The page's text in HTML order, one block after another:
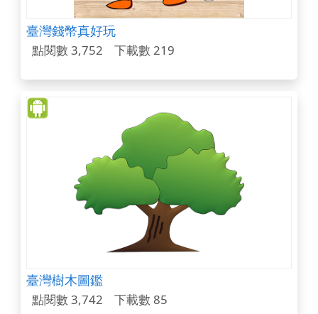
臺灣錢幣真好玩
點閱數 3,752 下載數 219
臺灣樹木圖鑑
點閱數 3,742 下載數 85